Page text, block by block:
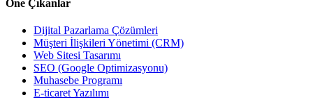
Öne Çıkanlar
Dijital Pazarlama Çözümleri
Müşteri İlişkileri Yönetimi (CRM)
Web Sitesi Tasarımı
SEO (Google Optimizasyonu)
Muhasebe Programı
E-ticaret Yazılımı